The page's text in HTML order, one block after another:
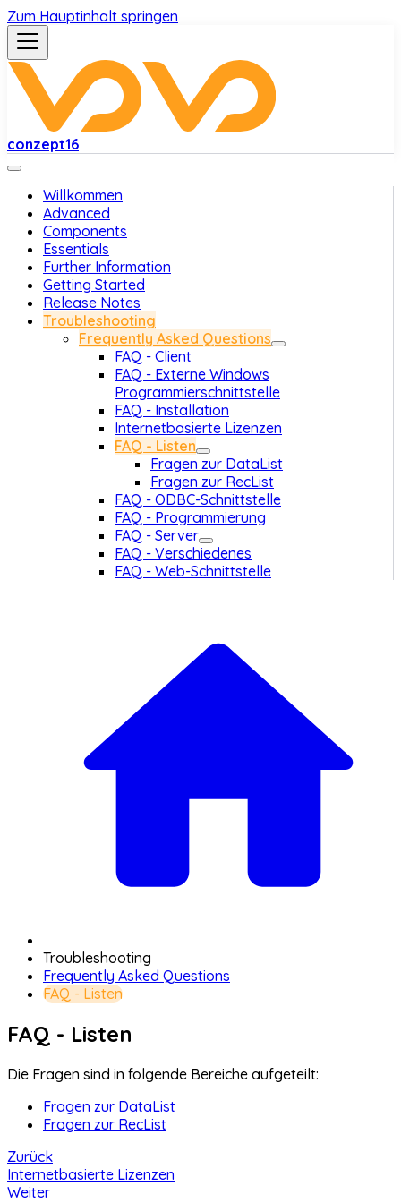
Zum Hauptinhalt springen
conzept16
Willkommen
Advanced
Components
Essentials
Further Information
Getting Started
Release Notes
Troubleshooting
Frequently Asked Questions
FAQ - Client
FAQ - Externe Windows
Programmierschnittstelle
FAQ - Installation
Internetbasierte Lizenzen
FAQ - Listen
Fragen zur DataList
Fragen zur RecList
FAQ - ODBC-Schnittstelle
FAQ - Programmierung
FAQ - Server
FAQ - Verschiedenes
FAQ - Web-Schnittstelle
Troubleshooting
Frequently Asked Questions
FAQ - Listen
FAQ - Listen
Die Fragen sind in folgende Bereiche aufgeteilt:
Fragen zur DataList
Fragen zur RecList
Zurück
Internetbasierte Lizenzen
Weiter